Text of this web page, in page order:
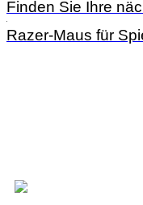
Finden Sie Ihre
Razer-Maus für